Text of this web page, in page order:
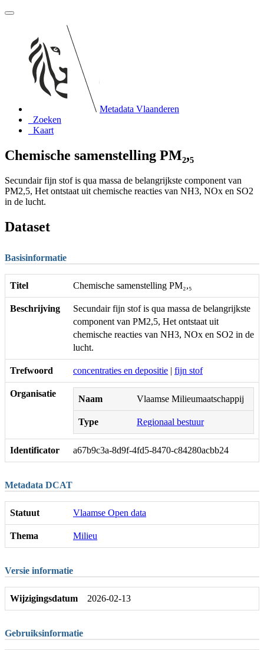
Metadata Vlaanderen
Zoeken
Kaart
Chemische samenstelling PM₂,₅
Secundair fijn stof is qua massa de belangrijkste component van
PM2,5, Het ontstaat uit chemische reacties van NH3, NOx en SO2
in de lucht.
Dataset
Basisinformatie
Titel Chemische samenstelling PM₂,₅
Beschrijving
Secundair fijn stof is qua massa de belangrijkste
component van PM2,5, Het ontstaat uit
chemische reacties van NH3, NOx en SO2 in de
lucht.
Trefwoord concentraties en depositie | fijn stof
Organisatie
Naam Vlaamse Milieumaatschappij
Type Regionaal bestuur
Identificator a67b9c3a-8d9f-4fd5-8470-c84280acbb24
Metadata DCAT
Statuut Vlaamse Open data
Thema Milieu
Versie informatie
Wijzigingsdatum 2026-02-13
Gebruiksinformatie